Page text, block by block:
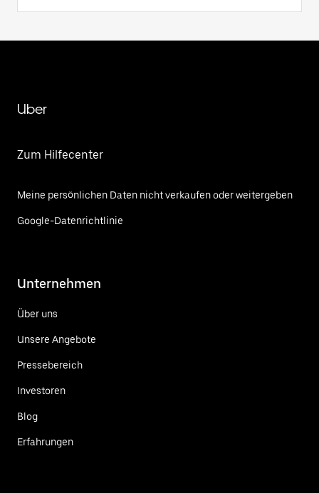
Uber
Zum Hilfecenter
Meine persönlichen Daten nicht verkaufen oder weitergeben
Google-Datenrichtlinie
Unternehmen
Über uns
Unsere Angebote
Pressebereich
Investoren
Blog
Erfahrungen